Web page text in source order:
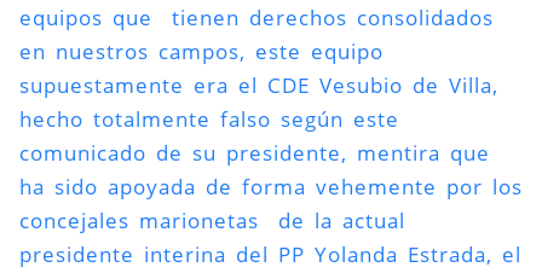
equipos que tienen derechos consolidados
en nuestros campos, este equipo
supuestamente era el CDE Vesubio de Villa,
hecho totalmente falso según este
comunicado de su presidente, mentira que
ha sido apoyada de forma vehemente por los
concejales marionetas de la actual
presidente interina del PP Yolanda Estrada, el